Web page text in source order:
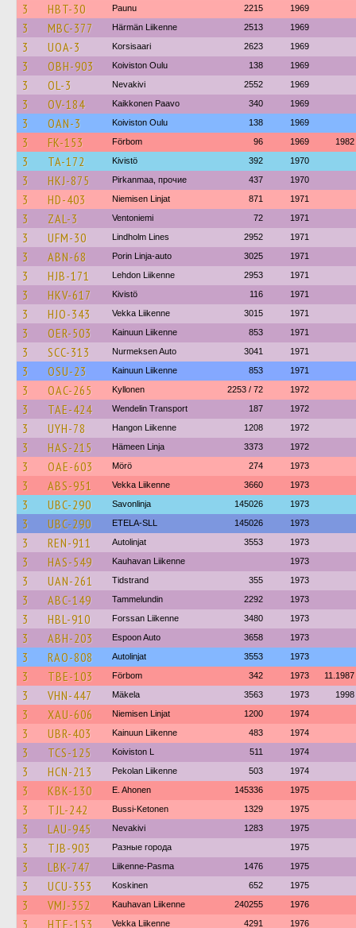
3 HBT-30 Paunu 2215 1969
3 MBC-377 Härmän Liikenne 2513 1969
3 UOA-3 Korsisaari 2623 1969
3 OBH-903 Koiviston Oulu 138 1969
3 OL-3 Nevakivi 2552 1969
3 OV-184 Kaikkonen Paavo 340 1969
3 OAN-3 Koiviston Oulu 138 1969
3 FK-153 Förbom 96 1969 1982
3 TA-172 Kivistö 392 1970
3 HKJ-875 Pirkanmaa, прочие 437 1970
3 HD-403 Niemisen Linjat 871 1971
3 ZAL-3 Ventoniemi 72 1971
3 UFM-30 Lindholm Lines 2952 1971
3 ABN-68 Porin Linja-auto 3025 1971
3 HJB-171 Lehdon Liikenne 2953 1971
3 HKV-617 Kivistö 116 1971
3 HJO-343 Vekka Liikenne 3015 1971
3 OER-503 Kainuun Liikenne 853 1971
3 SCC-313 Nurmeksen Auto 3041 1971
3 OSU-23 Kainuun Liikenne 853 1971
3 OAC-265 Kyllonen 2253 / 72 1972
3 TAE-424 Wendelin Transport 187 1972
3 UYH-78 Hangon Liikenne 1208 1972
3 HAS-215 Hämeen Linja 3373 1972
3 OAE-603 Mörö 274 1973
3 ABS-951 Vekka Liikenne 3660 1973
3 UBC-290 Savonlinja 145026 1973
3 UBC-290 ETELA-SLL 145026 1973
3 REN-911 Autolinjat 3553 1973
3 HAS-549 Kauhavan Liikenne 1973
3 UAN-261 Tidstrand 355 1973
3 ABC-149 Tammelundin 2292 1973
3 HBL-910 Forssan Liikenne 3480 1973
3 ABH-203 Espoon Auto 3658 1973
3 RAO-808 Autolinjat 3553 1973
3 TBE-103 Förbom 342 1973 11.1987
3 VHN-447 Mäkela 3563 1973 1998
3 XAU-606 Niemisen Linjat 1200 1974
3 UBR-403 Kainuun Liikenne 483 1974
3 TCS-125 Koiviston L 511 1974
3 HCN-213 Pekolan Liikenne 503 1974
3 KBK-130 E. Ahonen 145336 1975
3 TJL-242 Bussi-Ketonen 1329 1975
3 LAU-945 Nevakivi 1283 1975
3 TJB-903 Разные города 1975
3 LBK-747 Liikenne-Pasma 1476 1975
3 UCU-353 Koskinen 652 1975
3 VMJ-352 Kauhavan Liikenne 240255 1976
3 HTE-153 Vekka Liikenne 4291 1976